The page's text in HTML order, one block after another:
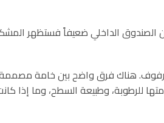
الداخلي ضعيفاً فستظهر
هناك فرق واضح بين خامة مصممة
وطبيعة السطح، وما إذا كانت